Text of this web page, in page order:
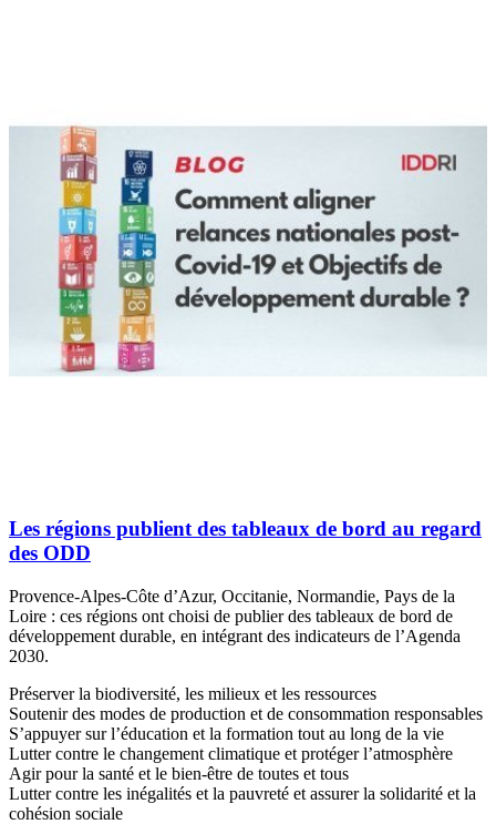
Les régions publient des tableaux de bord au regard
des ODD
Provence-Alpes-Côte d’Azur, Occitanie, Normandie, Pays de la
Loire : ces régions ont choisi de publier des tableaux de bord de
développement durable, en intégrant des indicateurs de l’Agenda
2030.
Préserver la biodiversité, les milieux et les ressources
Soutenir des modes de production et de consommation responsables
S’appuyer sur l’éducation et la formation tout au long de la vie
Lutter contre le changement climatique et protéger l’atmosphère
Agir pour la santé et le bien-être de toutes et tous
Lutter contre les inégalités et la pauvreté et assurer la solidarité et la
cohésion sociale